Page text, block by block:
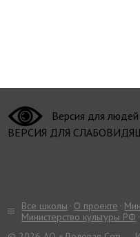
Версия для
ВЕРСИЯ ДЛЯ
Все школы О проекте
Министерство культуры РФ